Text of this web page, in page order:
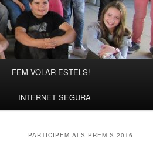
FEM VOLAR ESTELS!
INTERNET SEGURA
PARTICIPEM ALS PREMIS 2016